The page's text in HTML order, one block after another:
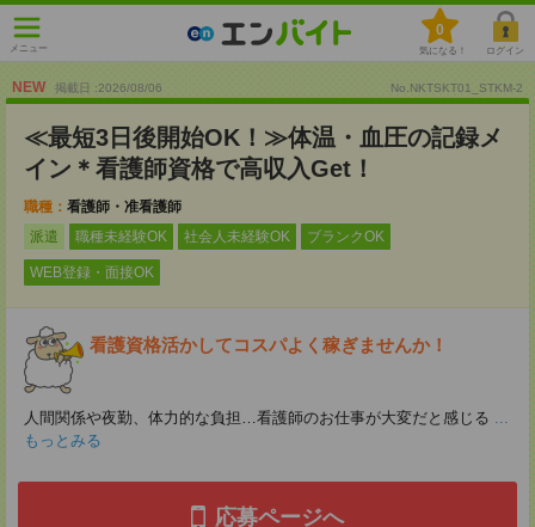
メニュー
0
気になる！ ログイン
NEW 掲載日 :2026/08/06 No.NKTSKT01_STKM-2
≪最短3日後開始OK！≫体温・血圧の記録メ
イン＊看護師資格で高収入Get！
職種： 看護師・准看護師
派遣
職種未経験OK 社会人未経験OK ブランクOK
WEB登録・面接OK
看護資格活かしてコスパよく稼ぎませんか！
人間関係や夜勤、体力的な負担…看護師のお仕事が大変だと感じる ...
もっとみる
応募ページへ